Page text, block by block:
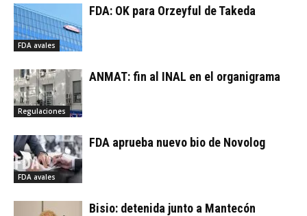
FDA avales
FDA: OK para Orzeyful de Takeda
Regulaciones
ANMAT: fin al INAL en el organigrama
FDA avales
FDA aprueba nuevo bio de Novolog
Bisio: detenida junto a Mantecón